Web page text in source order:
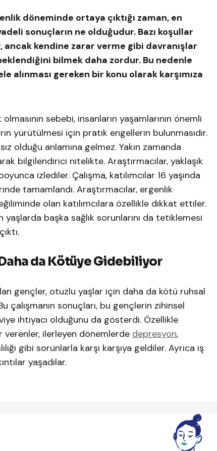
döneminde ortaya çıktığı zaman, en
sonuçların ne olduğudur. Bazı koşullar
kendine zarar verme gibi davranışlar
bilmek daha zordur. Bu nedenle
alınması gereken bir konu olarak karşımıza
sebebi, insanların yaşamlarının önemli
yürütülmesi için pratik engellerin bulunmasıdır.
olduğu anlamına gelmez. Yakın zamanda
bilgilendirici nitelikte. Araştırmacılar, yaklaşık
izlediler. Çalışma, katılımcılar 16 yaşında
tamamlandı. Araştırmacılar, ergenlik
olan katılımcılara özellikle dikkat ettiler.
başka sağlık sorunlarını da tetiklemesi
da Kötüye Gidebiliyor
gençler, otuzlu yaşlar için daha da kötü ruhsal
çalışmanın sonuçları, bu gençlerin zihinsel
ihtiyacı olduğunu da gösterdi. Özellikle
ilerleyen dönemlerde depresyon,
gibi sorunlarla karşı karşıya geldiler. Ayrıca iş
yaşadılar.